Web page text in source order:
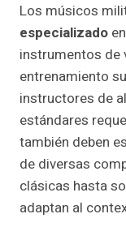
Los músicos
especializado
instrumentos de
entrenamiento
instructores de
estándares
también deben
de diversas
clásicas hasta
adaptan al